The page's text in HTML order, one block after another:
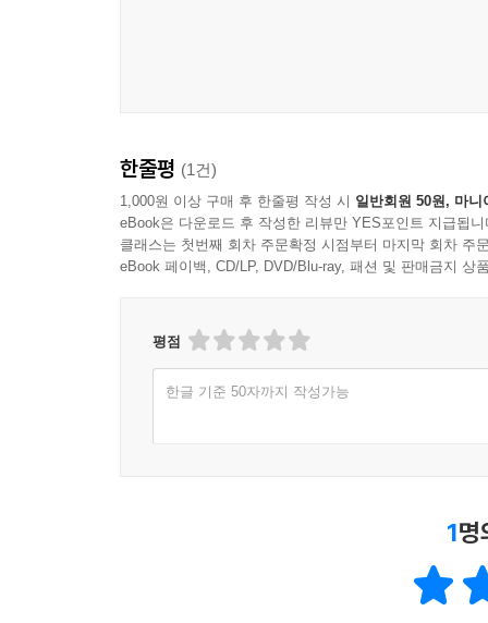
한줄평 (1건)
1,000원 이상 구매 후 한줄평 작성 시 일반회원 50원, 마니
eBook은 다운로드 후 작성한 리뷰만 YES포인트 지급됩니
클래스는 첫번째 회차 주문확정 시점부터 마지막 회차 주
eBook 페이백, CD/LP, DVD/Blu-ray, 패션 및 판매금지 상
평점
한글 기준 50자까지 작성가능
1명